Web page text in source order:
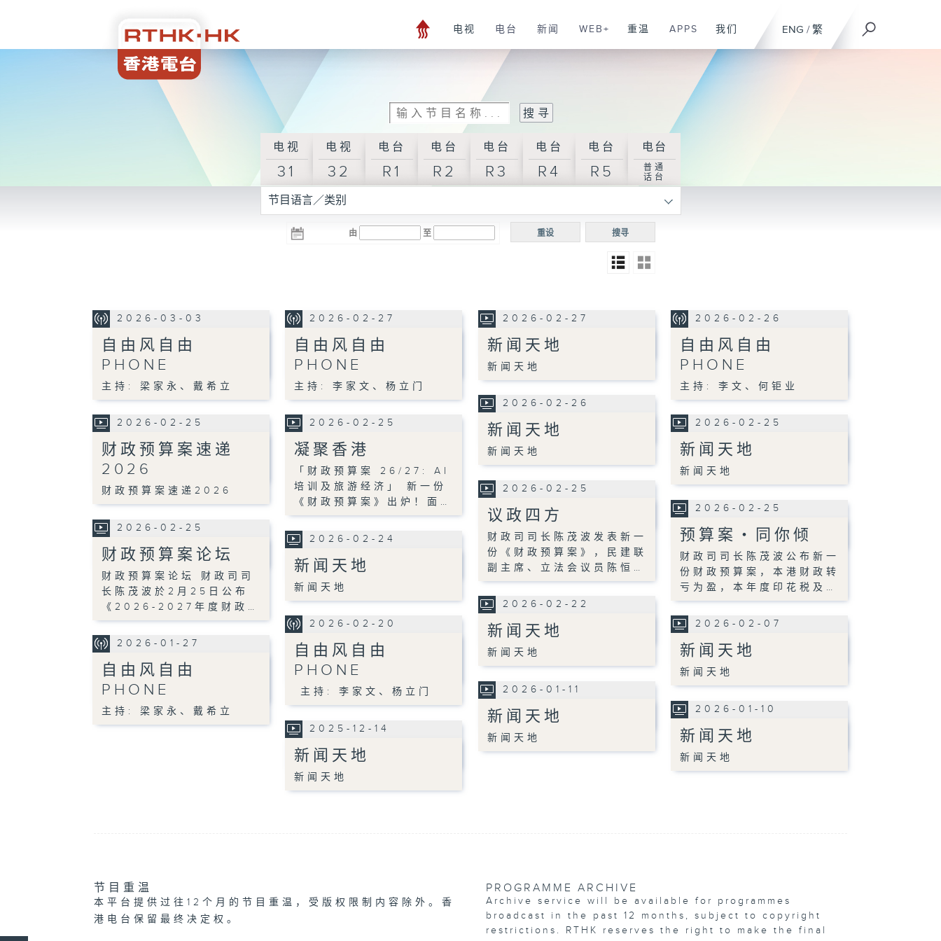
ENG / 繁
电视 电台 新闻 WEB+ 重温 APPS 我们
电视
31
电视
32
电台
R1
电台
R2
电台
R3
电台
R4
电台
R5
电台
普通
话台
节目语言／类别
由 至 搜寻
重设
2026-03-03
自由风自由
PHONE
主持: 梁家永、戴希立
2026-02-27
自由风自由
PHONE
主持: 李家文、杨立门
2026-02-27
新闻天地
新闻天地
2026-02-26
自由风自由
PHONE
主持: 李文、何钜业
2026-02-26
新闻天地
新闻天地
2026-02-25
财政预算案速递
2026
财政预算案速递2026
2026-02-25
凝聚香港
「财政预算案 26/27: AI
培训及旅游经济」 新一份
《财政预算案》出炉！面…
2026-02-25
新闻天地
新闻天地
2026-02-25
议政四方
财政司司长陈茂波发表新一
份《财政预算案》，民建联
副主席、立法会议员陈恒…
2026-02-25
预算案‧同你倾
财政司司长陈茂波公布新一
份财政预算案，本港财政转
亏为盈，本年度印花税及…
2026-02-25
财政预算案论坛
财政预算案论坛 财政司司
长陈茂波於2月25日公布
《2026-2027年度财政…
2026-02-24
新闻天地
新闻天地
2026-02-22
新闻天地
新闻天地
2026-02-20
自由风自由
PHONE
主持: 李家文、杨立门
2026-02-07
新闻天地
新闻天地
2026-01-27
自由风自由
PHONE
主持: 梁家永、戴希立
2026-01-11
新闻天地
新闻天地
2026-01-10
新闻天地
新闻天地
2025-12-14
新闻天地
新闻天地
节目重温
本平台提供过往12个月的节目重温，受版权限制内容除外。香
港电台保留最终决定权。
PROGRAMME ARCHIVE
Archive service will be available for programmes
broadcast in the past 12 months, subject to copyright
restrictions. RTHK reserves the right to make the final